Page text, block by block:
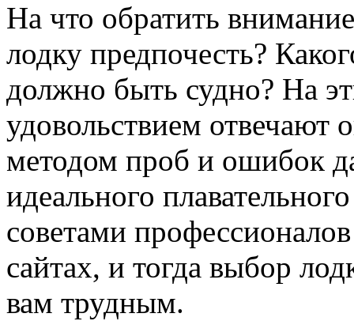
На что обратить
лодку предпочесть?
должно быть судно? На
удовольствием
методом проб и ошибок
идеального
советами
сайтах, и тогда выбор
вам трудным.